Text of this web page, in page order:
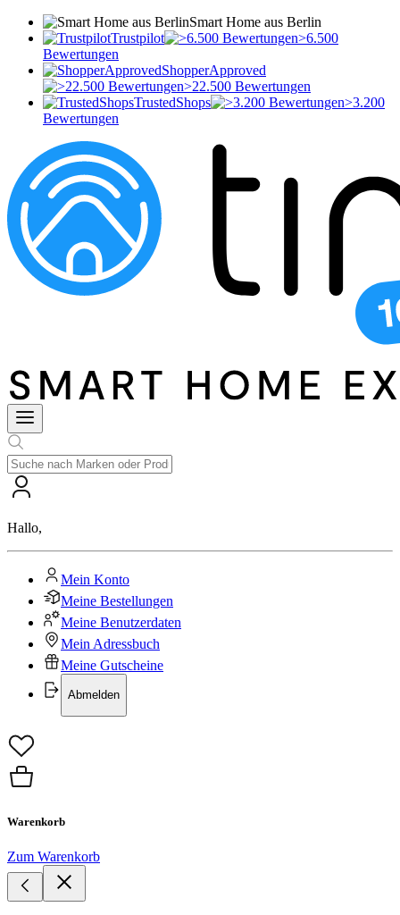
Smart Home aus Berlin
Trustpilot
>6.500
Bewertungen
ShopperApproved
>22.500 Bewertungen
TrustedShops
>3.200
Bewertungen
Hallo,
Mein Konto
Meine Bestellungen
Meine Benutzerdaten
Mein Adressbuch
Meine Gutscheine
Abmelden
Warenkorb
Zum Warenkorb